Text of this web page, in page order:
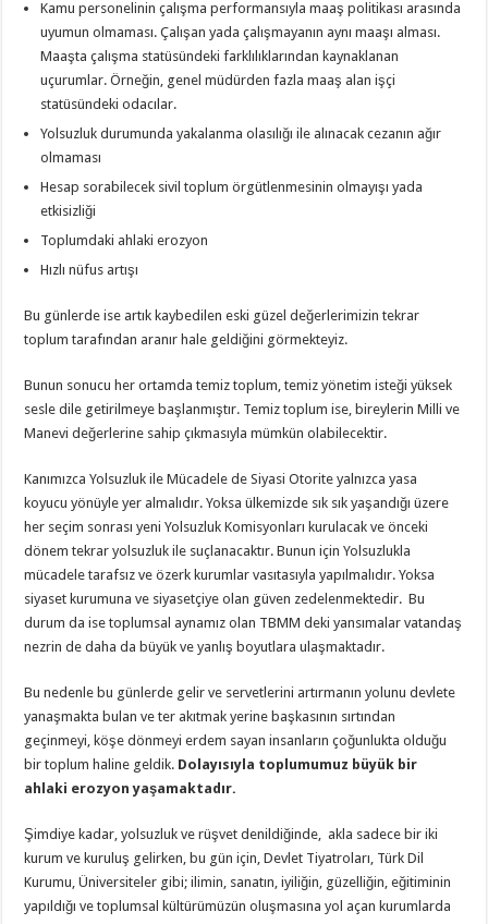
Kamu personelinin çalışma performansıyla maaş politikası arasında
uyumun olmaması. Çalışan yada çalışmayanın aynı maaşı alması.
Maaşta çalışma statüsündeki farklılıklarından kaynaklanan
uçurumlar. Örneğin, genel müdürden fazla maaş alan işçi
statüsündeki odacılar.
Yolsuzluk durumunda yakalanma olasılığı ile alınacak cezanın ağır
olmaması
Hesap sorabilecek sivil toplum örgütlenmesinin olmayışı yada
etkisizliği
Toplumdaki ahlaki erozyon
Hızlı nüfus artışı
Bu günlerde ise artık kaybedilen eski güzel değerlerimizin tekrar
toplum tarafından aranır hale geldiğini görmekteyiz.
Bunun sonucu her ortamda temiz toplum, temiz yönetim isteği yüksek
sesle dile getirilmeye başlanmıştır. Temiz toplum ise, bireylerin Milli ve
Manevi değerlerine sahip çıkmasıyla mümkün olabilecektir.
Kanımızca Yolsuzluk ile Mücadele de Siyasi Otorite yalnızca yasa
koyucu yönüyle yer almalıdır. Yoksa ülkemizde sık sık yaşandığı üzere
her seçim sonrası yeni Yolsuzluk Komisyonları kurulacak ve önceki
dönem tekrar yolsuzluk ile suçlanacaktır. Bunun için Yolsuzlukla
mücadele tarafsız ve özerk kurumlar vasıtasıyla yapılmalıdır. Yoksa
siyaset kurumuna ve siyasetçiye olan güven zedelenmektedir. Bu
durum da ise toplumsal aynamız olan TBMM deki yansımalar vatandaş
nezrin de daha da büyük ve yanlış boyutlara ulaşmaktadır.
Bu nedenle bu günlerde gelir ve servetlerini artırmanın yolunu devlete
yanaşmakta bulan ve ter akıtmak yerine başkasının sırtından
geçinmeyi, köşe dönmeyi erdem sayan insanların çoğunlukta olduğu
bir toplum haline geldik. Dolayısıyla toplumumuz büyük bir
ahlaki erozyon yaşamaktadır.
Şimdiye kadar, yolsuzluk ve rüşvet denildiğinde, akla sadece bir iki
kurum ve kuruluş gelirken, bu gün için, Devlet Tiyatroları, Türk Dil
Kurumu, Üniversiteler gibi; ilimin, sanatın, iyiliğin, güzelliğin, eğitiminin
yapıldığı ve toplumsal kültürümüzün oluşmasına yol açan kurumlarda